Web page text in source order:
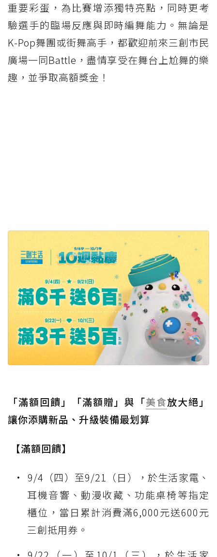
重要彩蛋，為比賽增添獨特亮點，同時更考
驗選手的臨場反應與即時編舞能力。無論是
K-Pop舞團或街舞高手，都歡迎前來三創市民
廣場一同Battle，盡情享受在舞台上尬舞的樂
趣，並爭取高額獎金！
「滿額回饋」「滿額贈」與「美食放大絕」
讓你添購新品、升級裝備最划算
【滿額回饋】
9/4（四）至9/21（日），於生活家電、
耳機音響、動漫收藏、功能桌椅等指定
櫃位，當日累計消費滿6,000元送600元
三創抵用券。